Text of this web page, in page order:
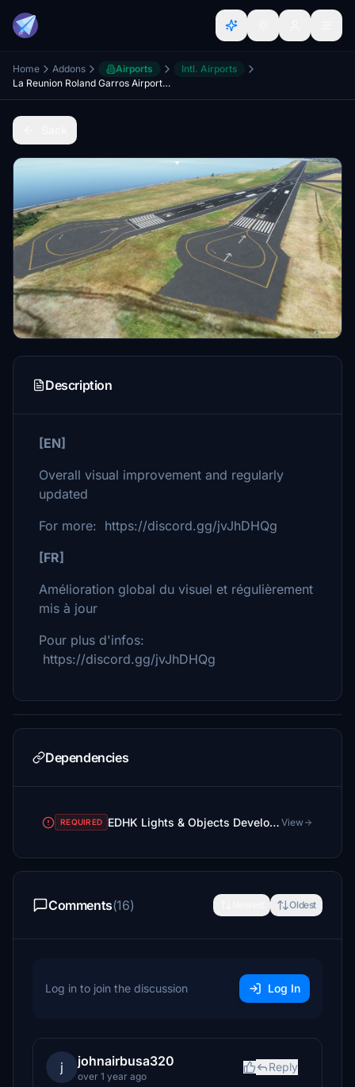
Home Addons Airports
Intl. Airports
La Reunion Roland Garros Airport FMEE
Description
[EN]
Overall visual improvement and regularly
updated
For more: https://discord.gg/jvJhDHQg
[FR]
Amélioration global du visuel et régulièrement
mis à jour
Pour plus d'infos:
https://discord.gg/jvJhDHQg
Dependencies
REQUIRED EDHK Lights & Objects Developers Pack (Asset-Pack) View
Comments(16) Oldest
Log in to join the discussion Log In
j johnairbusa320
over 1 year ago
Reply